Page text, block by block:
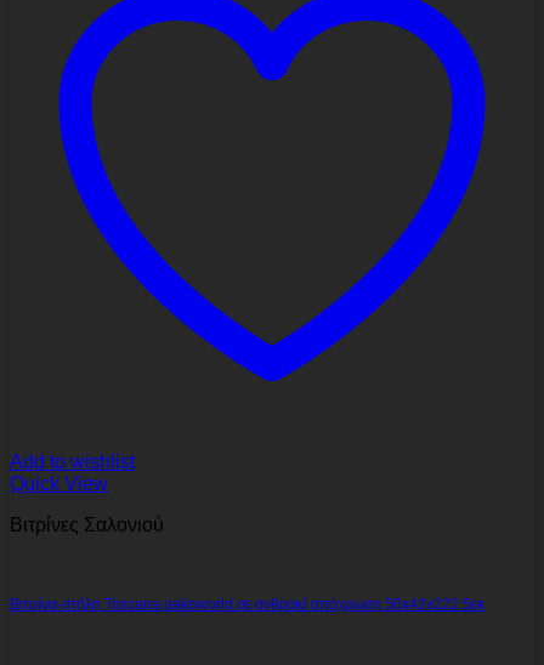
Add to wishlist
Quick View
Βιτρίνες Σαλονιού
Βιτρίνα-στήλη Toscana pakoworld σε ανθρακί απόχρωση 50x42x222.5εκ